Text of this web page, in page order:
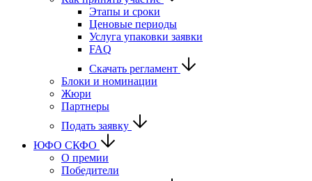
Этапы и сроки
Ценовые периоды
Услуга упаковки заявки
FAQ
Скачать регламент
Блоки и номинации
Жюри
Партнеры
Подать заявку
ЮФО СКФО
О премии
Победители